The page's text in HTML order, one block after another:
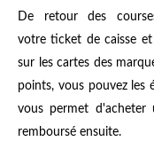
De retour des
votre ticket de caisse
sur les cartes des
points, vous pouvez
vous permet d'acheter
remboursé ensuite.